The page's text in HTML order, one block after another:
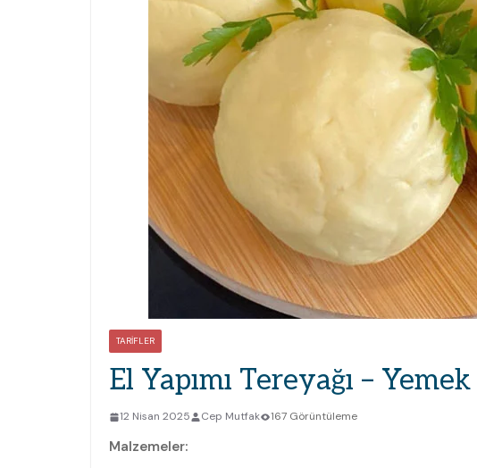
TARIFLER
El Yapımı Tereyağı –
12 Nisan 2025 Cep Mutfak 167 Görüntüleme
Malzemeler: